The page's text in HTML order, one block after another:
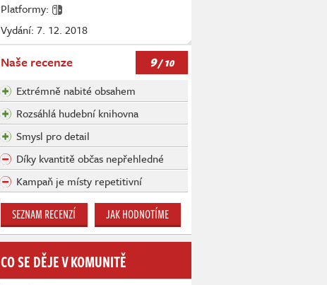
Platformy:
Vydání: 7. 12. 2018
Naše recenze 9/ 10
Extrémně nabité obsahem
Rozsáhlá hudební knihovna
Smysl pro detail
Díky kvantitě občas nepřehledné
Kampaň je místy repetitivní
SEZNAM RECENZÍ JAK HODNOTÍME
CO SE DĚJE V KOMUNITĚ